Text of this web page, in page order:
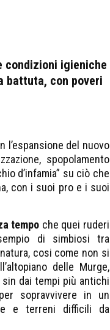
condizioni igieniche
battuta, con poveri
l’espansione del nuovo
spopolamento
d’infamia” su ciò che
con i suoi pro e i suoi
tempo che quei ruderi
di simbiosi tra
cosi come non si
delle Murge,
dai tempi più antichi
sopravvivere in un
e terreni difficili da